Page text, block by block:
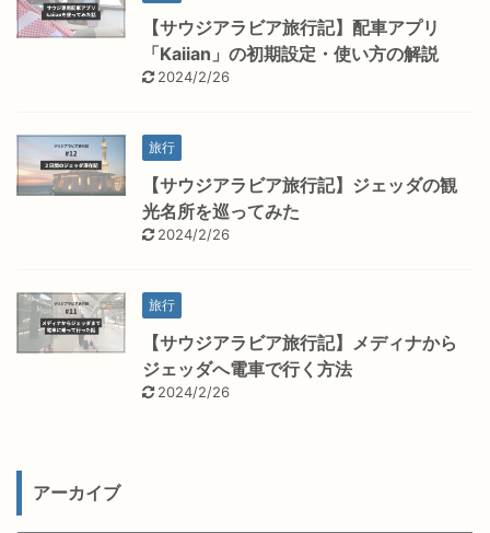
【サウジアラビア旅行記】配車アプリ
「Kaiian」の初期設定・使い方の解説
2024/2/26
旅行
【サウジアラビア旅行記】ジェッダの観
光名所を巡ってみた
2024/2/26
旅行
【サウジアラビア旅行記】メディナから
ジェッダへ電車で行く方法
2024/2/26
アーカイブ